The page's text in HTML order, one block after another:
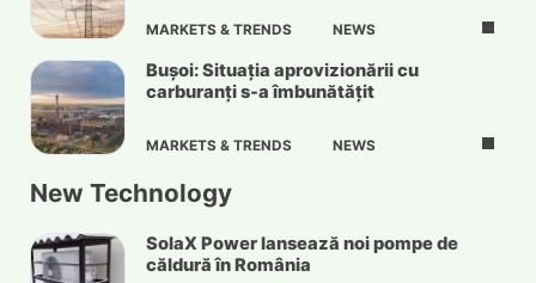
MARKETS & TRENDS NEWS
Bușoi: Situația aprovizionării cu
carburanți s-a îmbunătățit
MARKETS & TRENDS NEWS
New Technology
SolaX Power lansează noi pompe de
căldură în România